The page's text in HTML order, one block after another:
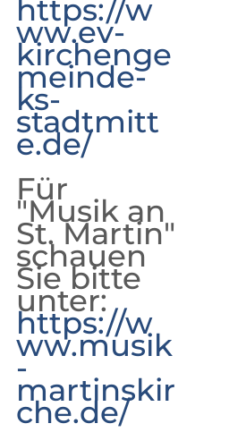
https://w
ww.ev-
kirchenge
meinde-
ks-
stadtmitt
e.de/
Für
"Musik an
St. Martin"
schauen
Sie bitte
unter:
https://w
ww.musik
-
martinskir
che.de/